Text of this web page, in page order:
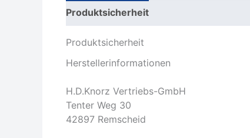
Produktsicherheit
Produktsicherheit
Herstellerinformationen
H.D.Knorz Vertriebs-GmbH
Tenter Weg 30
42897 Remscheid